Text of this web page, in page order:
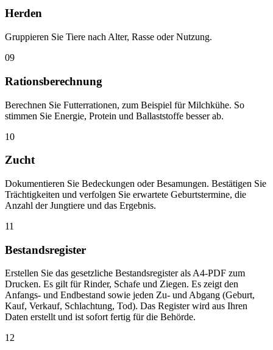
Herden
Gruppieren Sie Tiere nach Alter, Rasse oder Nutzung.
09
Rationsberechnung
Berechnen Sie Futterrationen, zum Beispiel für Milchkühe. So
stimmen Sie Energie, Protein und Ballaststoffe besser ab.
10
Zucht
Dokumentieren Sie Bedeckungen oder Besamungen. Bestätigen Sie
Trächtigkeiten und verfolgen Sie erwartete Geburtstermine, die
Anzahl der Jungtiere und das Ergebnis.
11
Bestandsregister
Erstellen Sie das gesetzliche Bestandsregister als A4-PDF zum
Drucken. Es gilt für Rinder, Schafe und Ziegen. Es zeigt den
Anfangs- und Endbestand sowie jeden Zu- und Abgang (Geburt,
Kauf, Verkauf, Schlachtung, Tod). Das Register wird aus Ihren
Daten erstellt und ist sofort fertig für die Behörde.
12